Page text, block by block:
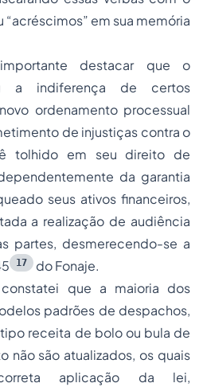
“acréscimos” em sua memória
destacar que o
a indiferença de certos
ordenamento processual
de injustiças contra o
tolhido em seu direito de
da garantia
seus ativos financeiros,
a realização de audiência
partes, desmerecendo-se a
17
do Fonaje.
que a maioria dos
padrões de despachos,
receita de bolo ou bula de
não são atualizados, os quais
aplicação da lei,